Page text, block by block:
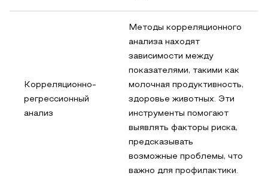
Корреляционно-
регрессионный
анализ
Методы корреляционного
анализа находят
зависимости между
показателями, такими как
молочная продуктивность,
здоровье животных. Эти
инструменты помогают
выявлять факторы риска,
предсказывать
возможные проблемы, что
важно для профилактики.